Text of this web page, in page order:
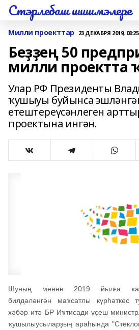
Стэрлебаш шишмэлере
Милли проекттар 23 ДЕКАБРЯ 2019, 08:25
Беҙҙең 50
милли проектта
Улар РФ Президенты
ҡушыуы буйынса
етештереүсәнлеген
проектына ингән.
Шуның менән 2019 йылға
билдәләнгән маҡсатлы күрһәткес
хәбәр итә БР Иҡтисади үҫеш
ҡушылыусыларҙың араһында